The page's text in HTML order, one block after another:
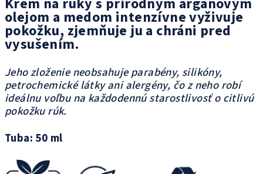
olejom a medom intenzívne vyživuje
pokožku, zjemňuje ju a chráni pred
vysušením.
Jeho zloženie neobsahuje parabény, silikóny,
petrochemické látky ani alergény, čo z neho robí
ideálnu voľbu na každodennú starostlivosť o citlivú
pokožku rúk.
Tuba: 50 ml